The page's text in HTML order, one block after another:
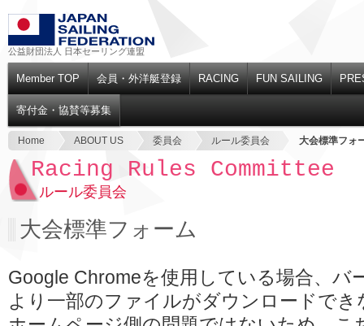
公益財団法人 日本セーリング連盟
Member TOP 会員・外洋艇登録 RACING FUN SAILING
寄付金・協賛等募集
Home ABOUT US 委員会 ルール委員会 大会標準フォ
Racing Rules Committee
ルール委員会
大会標準フォーム
Google Chromeを使用している場合、バ
より一部のファイルがダウンロードで